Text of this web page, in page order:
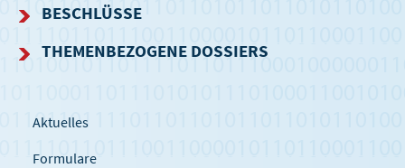
BESCHLÜSSE
THEMENBEZOGENE DOSSIERS
Aktuelles
Formulare